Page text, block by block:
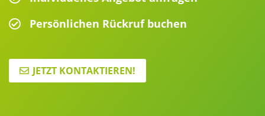
Persönlichen Rückruf buchen
JETZT KONTAKTIEREN!